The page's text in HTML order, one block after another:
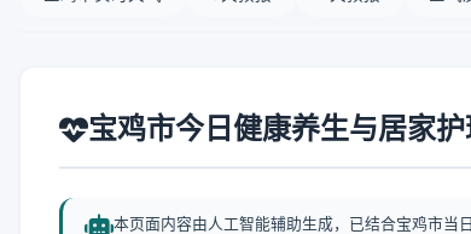
宝鸡市今日健康养生与居家
本页面内容由人工智能辅助生成，已结合宝鸡市当